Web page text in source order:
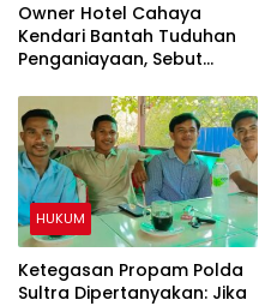
Owner Hotel Cahaya
Kendari Bantah Tuduhan
Penganiayaan, Sebut
Nama Baik dan Siap
Tempuh Jalur Hukum
HUKUM
Ketegasan Propam Polda
Sultra Dipertanyakan: Jika